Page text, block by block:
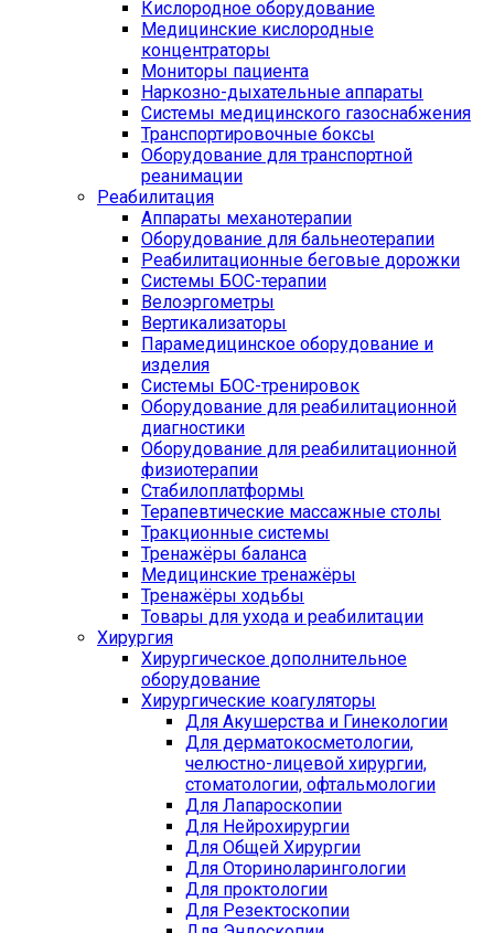
Кислородное оборудование
Медицинские кислородные
концентраторы
Мониторы пациента
Наркозно-дыхательные аппараты
Системы медицинского газоснабжения
Транспортировочные боксы
Оборудование для транспортной
реанимации
Реабилитация
Аппараты механотерапии
Оборудование для бальнеотерапии
Реабилитационные беговые дорожки
Системы БОС-терапии
Велоэргометры
Вертикализаторы
Парамедицинское оборудование и
изделия
Системы БОС-тренировок
Оборудование для реабилитационной
диагностики
Оборудование для реабилитационной
физиотерапии
Стабилоплатформы
Терапевтические массажные столы
Тракционные системы
Тренажёры баланса
Медицинские тренажёры
Тренажёры ходьбы
Товары для ухода и реабилитации
Хирургия
Хирургическое дополнительное
оборудование
Хирургические коагуляторы
Для Акушерства и Гинекологии
Для дерматокосметологии,
челюстно-лицевой хирургии,
стоматологии, офтальмологии
Для Лапароскопии
Для Нейрохирургии
Для Общей Хирургии
Для Оториноларингологии
Для проктологии
Для Резектоскопии